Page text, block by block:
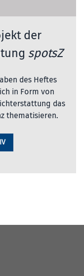
der
spotsZ
des Heftes
in Form von
das
thematisieren.